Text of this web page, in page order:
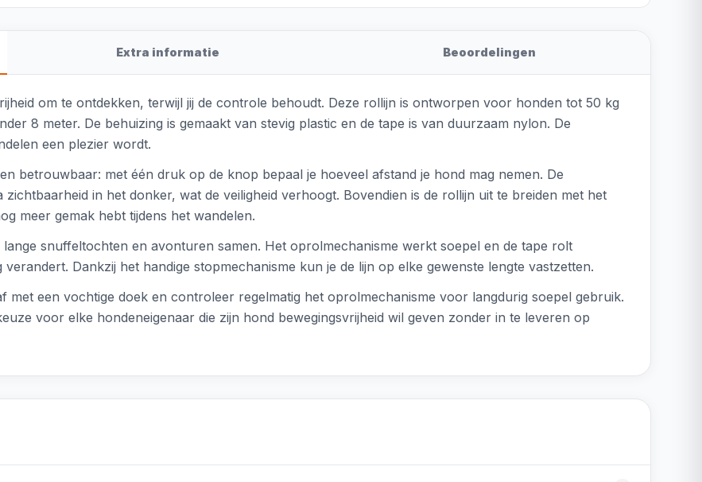
Extra informatie Beoordelingen
om te ontdekken, terwijl jij de controle behoudt. Deze rollijn is ontworpen voor honden tot 50 kg
8 meter. De behuizing is gemaakt van stevig plastic en de tape is van duurzaam nylon. De
een plezier wordt.
betrouwbaar: met één druk op de knop bepaal je hoeveel afstand je hond mag nemen. De
in het donker, wat de veiligheid verhoogt. Bovendien is de rollijn uit te breiden met het
meer gemak hebt tijdens het wandelen.
snuffeltochten en avonturen samen. Het oprolmechanisme werkt soepel en de tape rolt
Dankzij het handige stopmechanisme kun je de lijn op elke gewenste lengte vastzetten.
met een vochtige doek en controleer regelmatig het oprolmechanisme voor langdurig soepel gebruik.
voor elke hondeneigenaar die zijn hond bewegingsvrijheid wil geven zonder in te leveren op